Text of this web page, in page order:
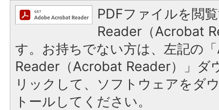
PDFファイルを閲
Reader（Acrobat
す。お持ちでない方は、左記の
Reader（Acrobat Reader）」ダ
リックして、ソフトウェアをダ
トールしてください。